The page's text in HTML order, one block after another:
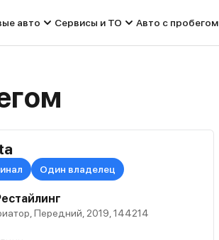
авто Сервисы и ТО Авто с пробегом
Один владелец
Передний, 2019, 144214